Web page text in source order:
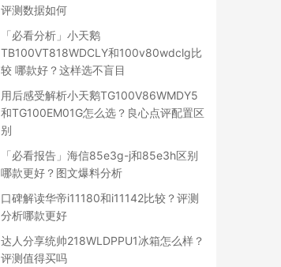
评测数据如何
「必看分析」小天鹅
TB100VT818WDCLY和100v80wdclg比
较 哪款好？这样选不盲目
用后感受解析小天鹅TG100V86WMDY5
和TG100EM01G怎么选？良心点评配置区
别
「必看报告」海信85e3g-j和85e3h区别
哪款更好？图文爆料分析
口碑解读华帝i11180和i11142比较？评测
分析哪款更好
达人分享统帅218WLDPPU1冰箱怎么样？
评测值得买吗